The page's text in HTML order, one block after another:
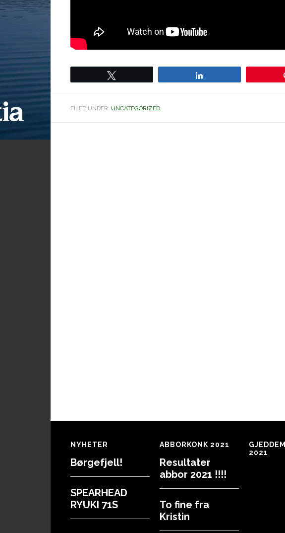
FILED UNDER: UNCATEGORIZED
Footer
NYHETER
Børgefjell!
SPEARHEAD
RYUKI 71S
ABBORKONK 2021
Resultater
abbor 2021 !!!!
To fine fra
Kristin
2021